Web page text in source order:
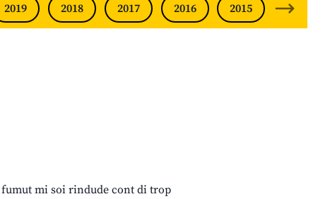
2019 2018 2017 2016 2015 2014
mi soi rindude cont di trop